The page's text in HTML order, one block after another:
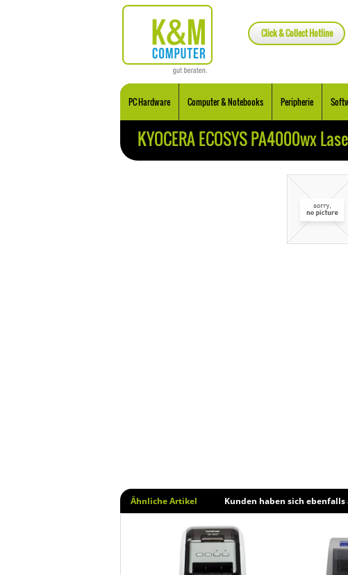
Click & Collect Hotline
PC Hardware Computer & Notebooks Peripherie
KYOCERA ECOSYS PA4000wx
Ähnliche Artikel Kunden haben sich ebenfalls